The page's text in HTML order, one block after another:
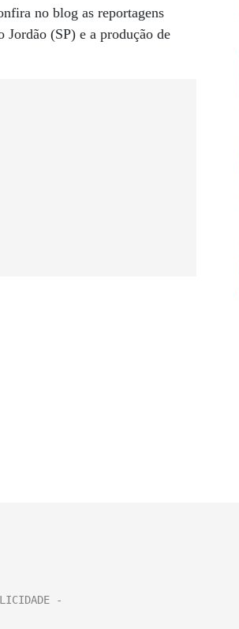
no blog as reportagens
Jordão (SP) e a produção de